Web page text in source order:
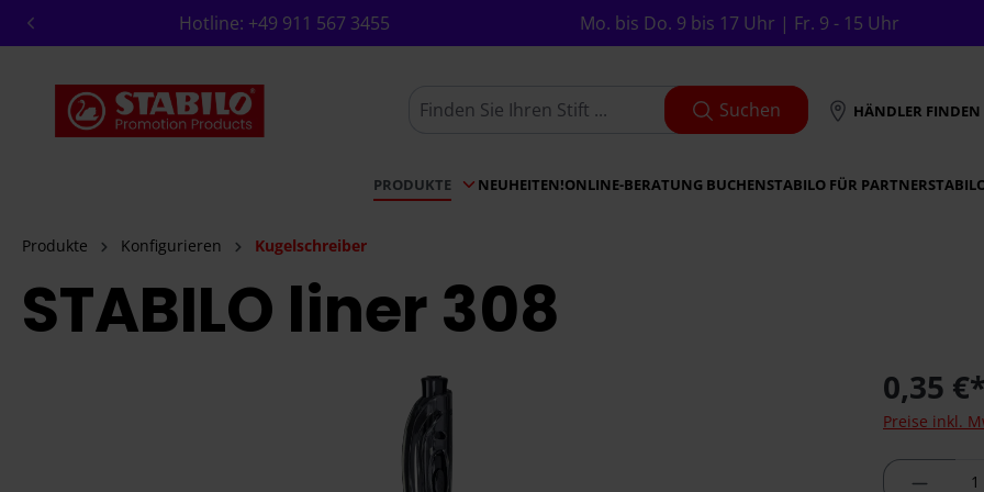
Zur Hauptnavigation springen
Hotline: +49 911 567 3455 Mo. bis Do. 9 bis 17 Uhr | Fr. 9 - 15 Uhr
Suchen HÄNDLER FINDEN
PRODUKTE NEUHEITEN!ONLINE-BERATUNG BUCHENSTABILO FÜR PARTNER
Produkte Konfigurieren Kugelschreiber
STABILO liner 308
0,35 €*
Preise inkl.